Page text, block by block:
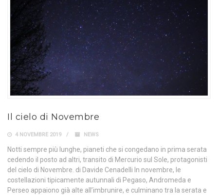
Il cielo di Novembre
4 NOVEMBRE 2019 NEWS
Notti sempre più lunghe, pianeti che si congedano in prima serata
cedendo il posto ad altri, transito di Mercurio sul Sole, protagonisti
del cielo di Novembre. di Davide Cenadelli In novembre, le
costellazioni tipicamente autunnali di Pegaso, Andromeda e
Perseo appaiono già alte all’imbrunire, e culminano tra la serata e